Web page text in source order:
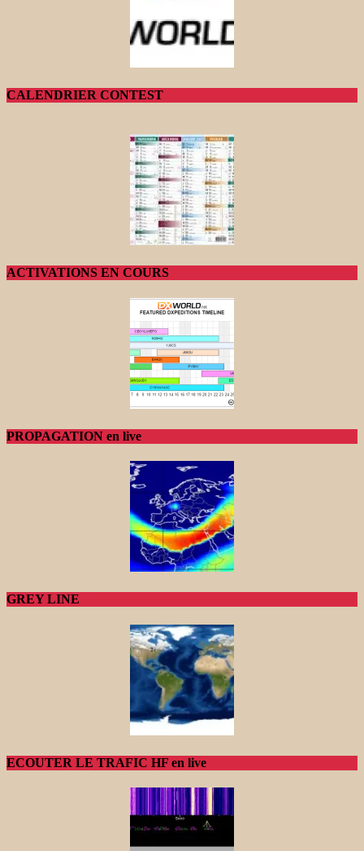
CALENDRIER CONTEST
ACTIVATIONS EN COURS
PROPAGATION en live
GREY LINE
ECOUTER LE TRAFIC HF en live